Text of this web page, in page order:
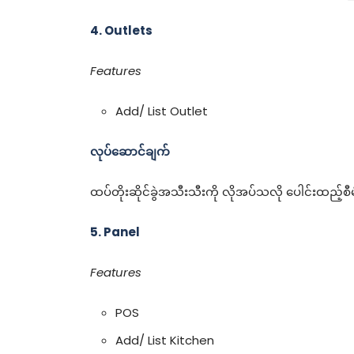
4. Outlets
Features
Add/ List Outlet
လုပ်ဆောင်ချက်
ထပ်တိုးဆိုင်ခွဲအသီးသီးကို လိုအပ်သလို ပေါင်းထည့်စီ
5. Panel
Features
POS
Add/ List Kitchen